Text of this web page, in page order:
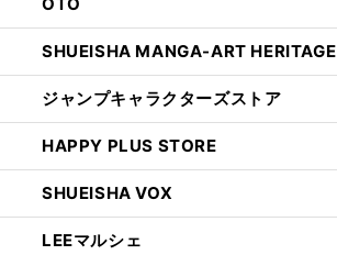
SHUEISHA MANGA-ART HERITAGE
ジャンプキャラクターズストア
HAPPY PLUS STORE
SHUEISHA VOX
LEEマルシェ